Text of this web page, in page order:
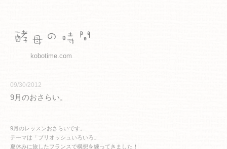
kobotime.com
9月のおさらい。
09/30/2012
9月のレッスンおさらいです。
テーマは「ブリオッシュいろいろ」
夏休みに旅したフランスで構想を練ってきました！